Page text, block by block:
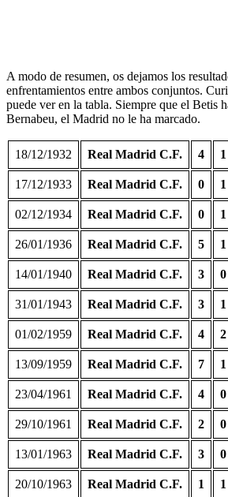
A modo de resumen, os dejamos los
enfrentamientos entre ambos conjuntos.
puede ver en la tabla. Siempre que el Betis
Bernabeu, el Madrid no le ha marcado.
18/12/1932 Real Madrid C.F. 4 1
17/12/1933 Real Madrid C.F. 0 1
02/12/1934 Real Madrid C.F. 0 1
26/01/1936 Real Madrid C.F. 5 1
14/01/1940 Real Madrid C.F. 3 0
31/01/1943 Real Madrid C.F. 3 1
01/02/1959 Real Madrid C.F. 4 2
13/09/1959 Real Madrid C.F. 7 1
23/04/1961 Real Madrid C.F. 4 0
29/10/1961 Real Madrid C.F. 2 0
13/01/1963 Real Madrid C.F. 3 0
20/10/1963 Real Madrid C.F. 1 1